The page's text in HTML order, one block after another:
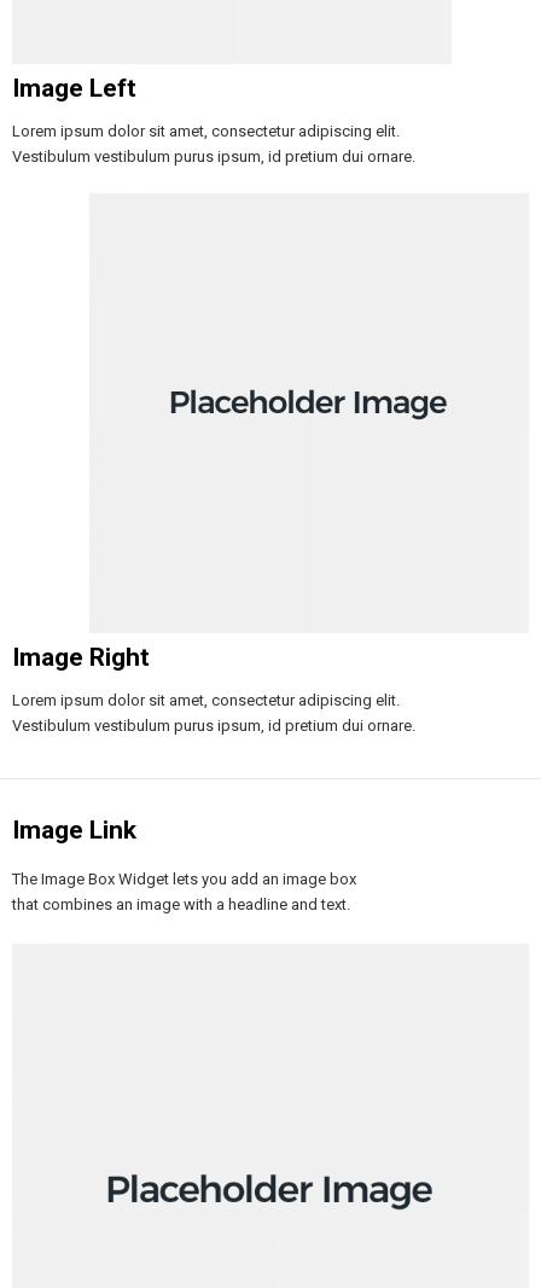
Image Left
Lorem ipsum dolor sit amet, consectetur adipiscing elit.
Vestibulum vestibulum purus ipsum, id pretium dui ornare.
Image Right
Lorem ipsum dolor sit amet, consectetur adipiscing elit.
Vestibulum vestibulum purus ipsum, id pretium dui ornare.
Image Link
The Image Box Widget lets you add an image box
that combines an image with a headline and text.